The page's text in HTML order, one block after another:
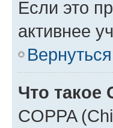
Если это
активнее
Что такое
COPPA